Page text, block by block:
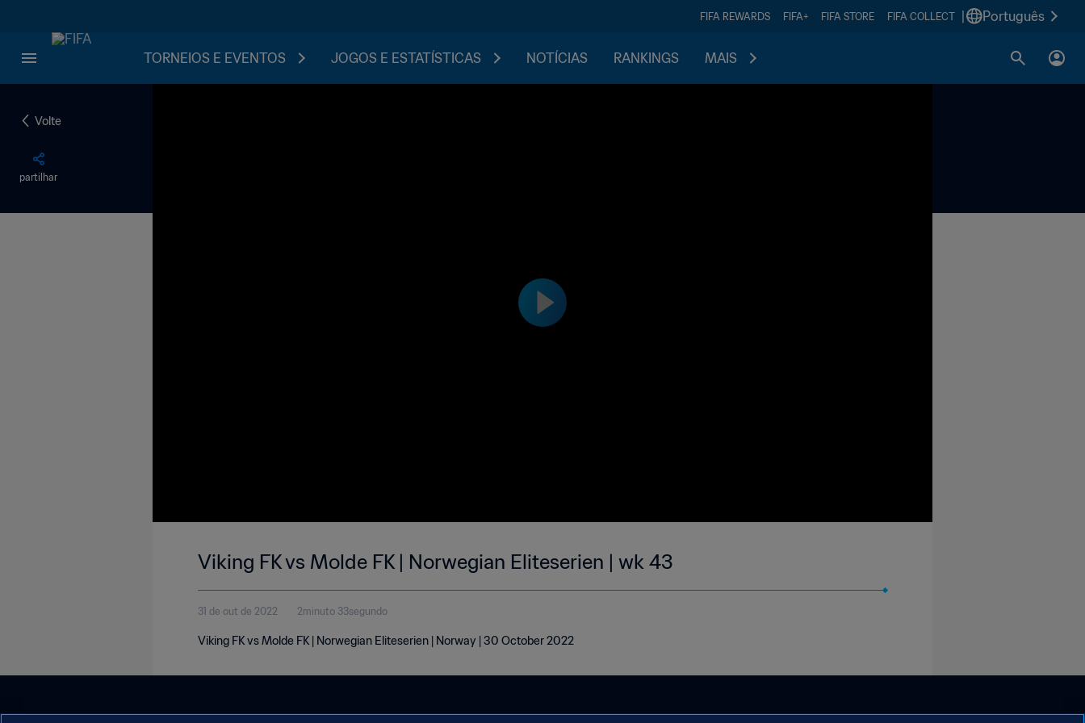
FIFA REWARDS FIFA+ FIFA STORE FIFA COLLECT Português
TORNEIOS E EVENTOS JOGOS E ESTATÍSTICAS NOTÍCIAS RANKINGS MAIS
Volte
partilhar
Viking FK vs Molde FK | Norwegian Eliteserien | wk 43
31 de out de 2022 2minuto 33segundo
Viking FK vs Molde FK | Norwegian Eliteserien | Norway | 30 October 2022